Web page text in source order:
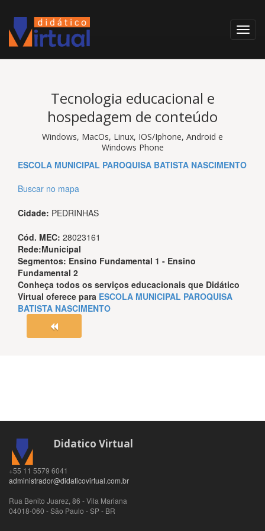
Tecnologia educacional e
hospedagem de conteúdo
Windows, MacOs, Linux, IOS/Iphone, Android e
Windows Phone
ESCOLA MUNICIPAL PAROQUISA BATISTA NASCIMENTO
Buscar no mapa
Cidade: PEDRINHAS
Cód. MEC: 28023161
Rede:Municipal
Segmentos: Ensino Fundamental 1 - Ensino
Fundamental 2
Conheça todos os serviços educacionais que Didático
Virtual oferece para ESCOLA MUNICIPAL PAROQUISA
BATISTA NASCIMENTO
Didatico Virtual
+55 11 5579 6041
administrador@didaticovirtual.com.br
Rua Benito Juarez, 86 - Vila Mariana
04018-060 -São Paulo -SP- BR